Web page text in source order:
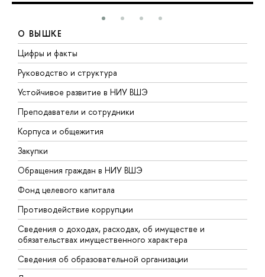
О ВЫШКЕ
Цифры и факты
Руководство и структура
Устойчивое развитие в НИУ ВШЭ
Преподаватели и сотрудники
Корпуса и общежития
Закупки
Обращения граждан в НИУ ВШЭ
Фонд целевого капитала
Противодействие коррупции
Сведения о доходах, расходах, об имуществе и
обязательствах имущественного характера
Сведения об образовательной организации